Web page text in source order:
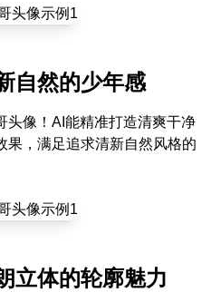
自然的少年感
头像！AI能精准打造清爽干净
果，满足追求清新自然风格的
立体的轮廓魅力